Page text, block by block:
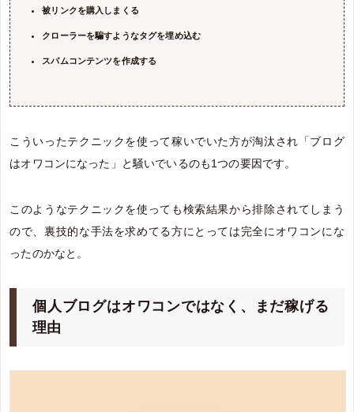
被リンクを購入しまくる
クローラーを騙すようなタグを埋め込む
スパムコンテンツを作成する
こういったテクニックを使って稼いでいた方が淘汰され「ブログ
はオワコンになった」と騒いでいるのも1つの要因です。
このようなテクニックを使っても検索結果から排除されてしまう
ので、裏技的な手法を求めてる方にとっては完全にオワコンにな
ったのかなと。
個人ブログはオワコンではなく、まだ稼げる
理由